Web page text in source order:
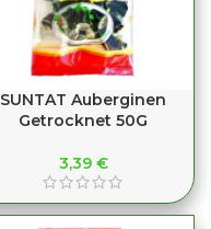
SUNTAT Auberginen
Getrocknet 50G
3,39 €